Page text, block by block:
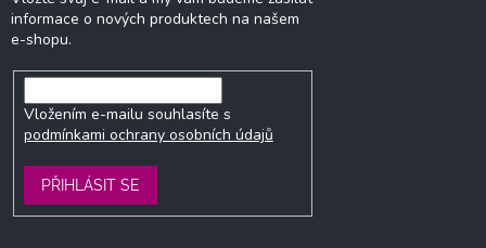
informace o nových produktech na našem
e-shopu.
Vložením e-mailu souhlasíte s
podmínkami ochrany osobních údajů
PŘIHLÁSIT SE